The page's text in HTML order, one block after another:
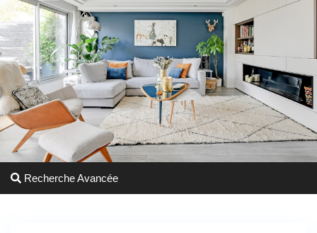
Recherche Avancée